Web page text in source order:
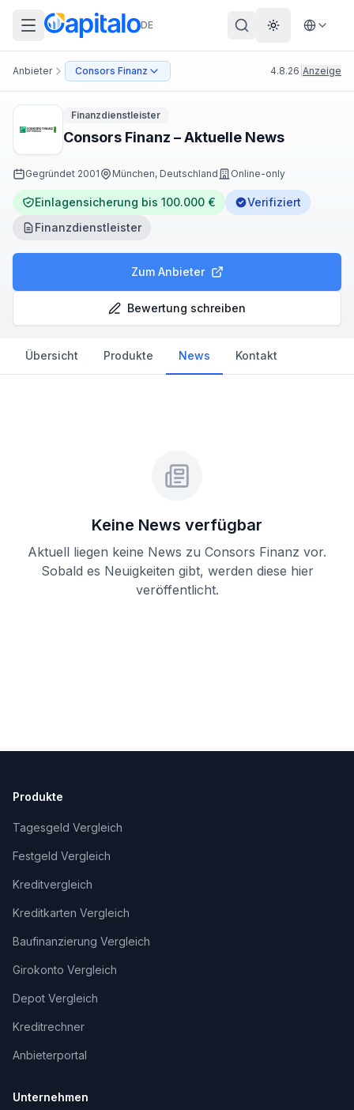
DE Theme
Anbieter Consors Finanz 4.8.26 Anzeige
Finanzdienstleister
Consors Finanz – Aktuelle News
Gegründet 2001 München, Deutschland Online-only
Einlagensicherung bis 100.000 €
Verifiziert
Finanzdienstleister
Zum Anbieter
Bewertung schreiben
Übersicht Produkte News Kontakt
Keine News verfügbar
Aktuell liegen keine News zu Consors Finanz vor.
Sobald es Neuigkeiten gibt, werden diese hier
veröffentlicht.
Produkte
Tagesgeld Vergleich
Festgeld Vergleich
Kreditvergleich
Kreditkarten Vergleich
Baufinanzierung Vergleich
Girokonto Vergleich
Depot Vergleich
Kreditrechner
Anbieterportal
Unternehmen